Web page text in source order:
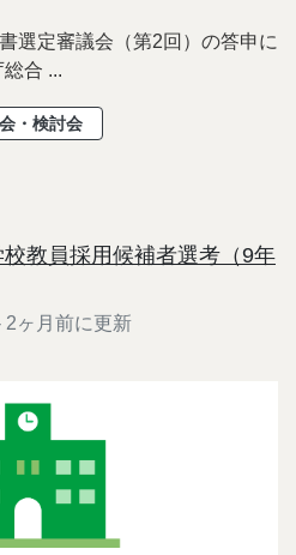
選定審議会（第2回）の答申に
合 ...
・検討会
教員採用候補者選考（9年
2ヶ月前に更新